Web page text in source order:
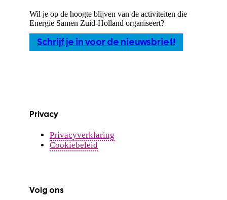
Wil je op de hoogte blijven van de activiteiten die
Energie Samen Zuid-Holland organiseert?
Schrijf je in voor de nieuwsbrief!
Privacy
Privacyverklaring
Cookiebeleid
Volg ons